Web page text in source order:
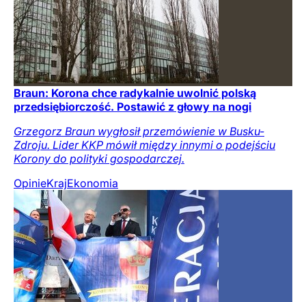
Braun: Korona chce radykalnie uwolnić polską
przedsiębiorczość. Postawić z głowy na nogi
Grzegorz Braun wygłosił przemówienie w Busku-
Zdroju. Lider KKP mówił między innymi o podejściu
Korony do polityki gospodarczej.
OpinieKrajEkonomia